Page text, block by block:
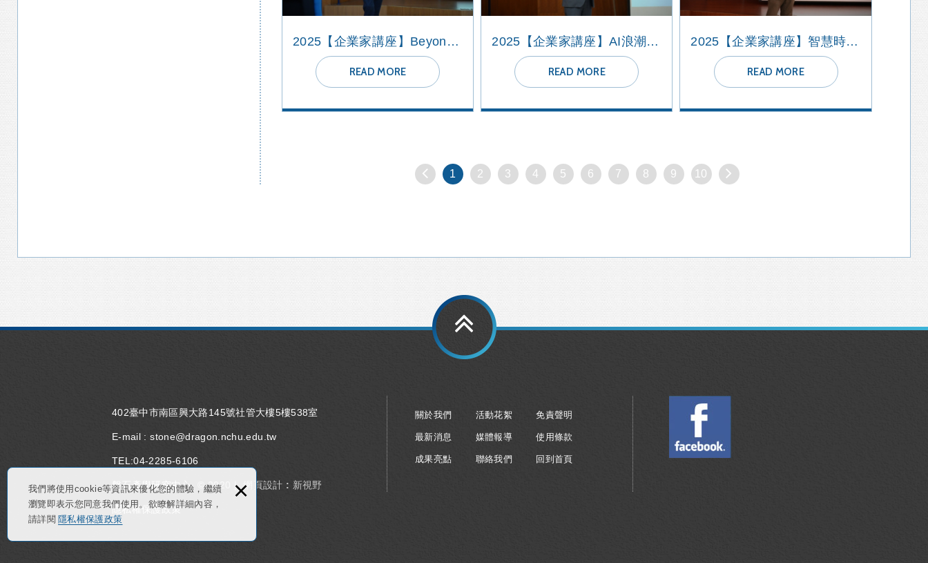
我們將使用cookie等資訊來優化您的體驗，繼續
瀏覽即表示您同意我們使用。欲瞭解詳細內容，
請詳閱 隱私權保護政策
×
2025【企業家講座】Beyond Check-In:How AI is Transforming Hospitality and Hospitality Schools
READ MORE
2025【企業家講座】AI浪潮下的企業生存策略與實作
READ MORE
2025【企業家講座】智慧時代下的行動思維--世界怎麽了？
READ MORE
1 2 3 4 5 6 7 8 9 10
402臺中市南區興大路145號社管大樓5樓538室
E-mail :stone@dragon.nchu.edu.tw
TEL:04-2285-6106
磐石產學研究中心 © 2020 | 網頁設計 : 新視野
隱私權保護政策
關於我們
最新消息
成果亮點
活動花絮
媒體報導
聯絡我們
免責聲明
使用條款
回到首頁